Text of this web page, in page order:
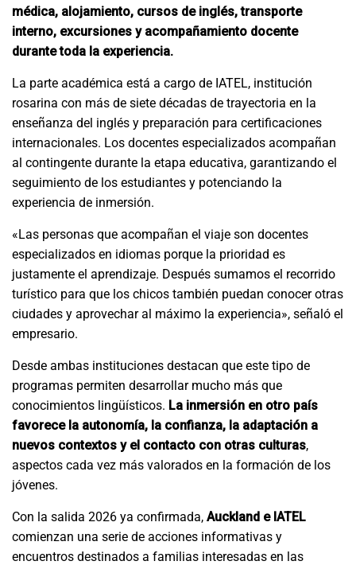
médica, alojamiento, cursos de inglés, transporte
interno, excursiones y acompañamiento docente
durante toda la experiencia.
La parte académica está a cargo de IATEL, institución
rosarina con más de siete décadas de trayectoria en la
enseñanza del inglés y preparación para certificaciones
internacionales. Los docentes especializados acompañan
al contingente durante la etapa educativa, garantizando el
seguimiento de los estudiantes y potenciando la
experiencia de inmersión.
«Las personas que acompañan el viaje son docentes
especializados en idiomas porque la prioridad es
justamente el aprendizaje. Después sumamos el recorrido
turístico para que los chicos también puedan conocer otras
ciudades y aprovechar al máximo la experiencia», señaló el
empresario.
Desde ambas instituciones destacan que este tipo de
programas permiten desarrollar mucho más que
conocimientos lingüísticos. La inmersión en otro país
favorece la autonomía, la confianza, la adaptación a
nuevos contextos y el contacto con otras culturas,
aspectos cada vez más valorados en la formación de los
jóvenes.
Con la salida 2026 ya confirmada, Auckland e IATEL
comienzan una serie de acciones informativas y
encuentros destinados a familias interesadas en las